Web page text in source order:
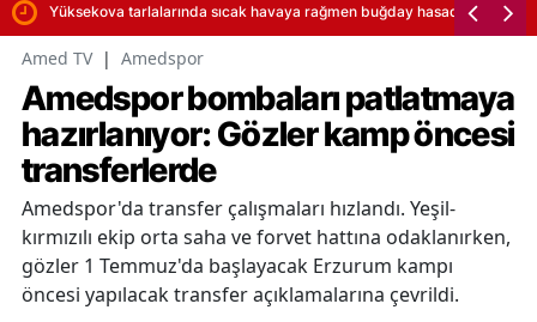
Yüksekova tarlalarında sıcak havaya rağmen buğday hasadı zamanı
Amed TV | Amedspor
Amedspor bombaları patlatmaya
hazırlanıyor: Gözler kamp öncesi
transferlerde
Amedspor'da transfer çalışmaları hızlandı. Yeşil-
kırmızılı ekip orta saha ve forvet hattına odaklanırken,
gözler 1 Temmuz'da başlayacak Erzurum kampı
öncesi yapılacak transfer açıklamalarına çevrildi.